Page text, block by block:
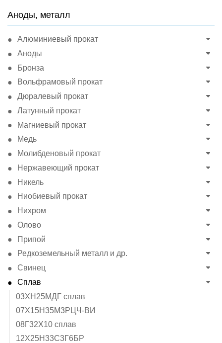
Аноды, металл
Алюминиевый прокат
Аноды
Бронза
Вольфрамовый прокат
Дюралевый прокат
Латунный прокат
Магниевый прокат
Медь
Молибденовый прокат
Нержавеющий прокат
Никель
Ниобиевый прокат
Нихром
Олово
Припой
Редкоземельный металл и др.
Свинец
Сплав
03ХН25МДГ сплав
07Х15Н35М3РЦЧ-ВИ
08Г32Х10 сплав
12Х25Н33С3Г6БР